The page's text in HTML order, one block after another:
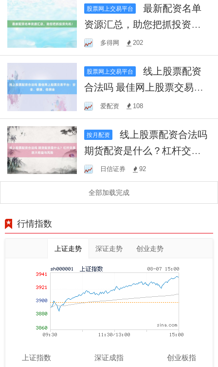
股票网上交易平台
最新配资名单
资源汇总，助您把抓投资先
机！多得网 202
股票网上交易平台
线上股票配资
合法吗 最佳网上股票交易平
台：安全、便捷、低佣金
爱配资 108
按月配资
线上股票配资合法吗
期货配资是什么？杠杆交易
放大收益与风险
日信证券 92
全部加载完成
行情指数
上证走势 深证走势 创业走势
上证指数 深证成指 创业板指